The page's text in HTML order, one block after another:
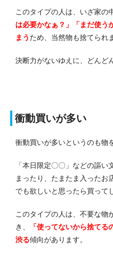
このタイプの人は、いざ家の
は必要かなぁ？」「まだ使
まう ため、当然物も捨てられ
決断力がないゆえに、どんど
衝動買いが多い
衝動買いが多いというのも物
「本日限定〇〇」などの謳
まったり、たまたま入ったお
でも欲しいと思ったら買って
このタイプの人は、不要な物
き、
「使ってないから捨て
渋る傾向があります。